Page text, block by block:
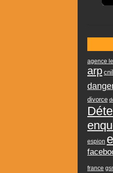
agence
arp cnil
divorce
espion
france